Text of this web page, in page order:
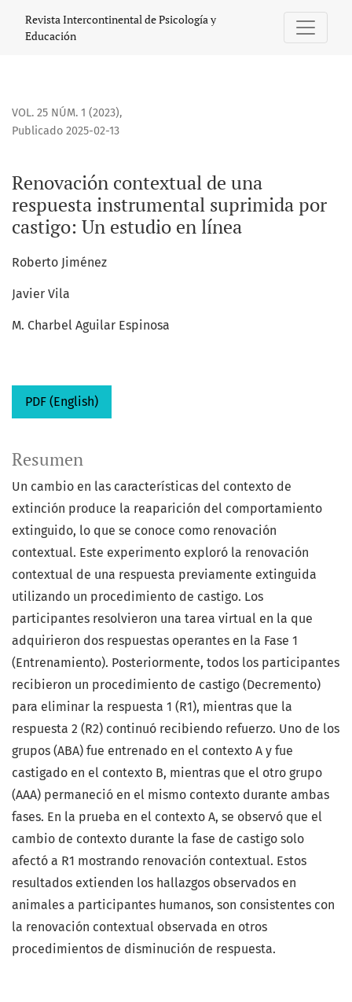
Renovación contextual de una respuesta instrumental
Revista Intercontinental de Psicología y
Educación
VOL. 25 NÚM. 1 (2023),
Renovación contextual de una
respuesta instrumental suprimida por
castigo: Un estudio en línea
Publicado 2025-02-13
Roberto Jiménez
Javier Vila
M. Charbel Aguilar Espinosa
PDF (English)
Resumen
Un cambio en las características del contexto de
extinción produce la reaparición del comportamiento
extinguido, lo que se conoce como renovación
contextual. Este experimento exploró la renovación
contextual de una respuesta previamente extinguida
utilizando un procedimiento de castigo. Los
participantes resolvieron una tarea virtual en la que
adquirieron dos respuestas operantes en la Fase 1
(Entrenamiento). Posteriormente, todos los participantes
recibieron un procedimiento de castigo (Decremento)
para eliminar la respuesta 1 (R1), mientras que la
respuesta 2 (R2) continuó recibiendo refuerzo. Uno de los
grupos (ABA) fue entrenado en el contexto A y fue
castigado en el contexto B, mientras que el otro grupo
(AAA) permaneció en el mismo contexto durante ambas
fases. En la prueba en el contexto A, se observó que el
cambio de contexto durante la fase de castigo solo
afectó a R1 mostrando renovación contextual. Estos
resultados extienden los hallazgos observados en
animales a participantes humanos, son consistentes con
la renovación contextual observada en otros
procedimientos de disminución de respuesta.